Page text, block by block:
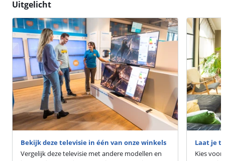
Uitgelicht
Bekijk deze televisie in één van onze winkels
Vergelijk deze televisie met andere modellen en
Laat je
Kies